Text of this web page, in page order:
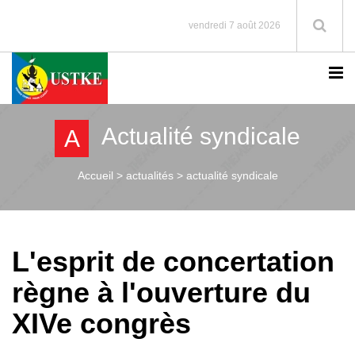
vendredi 7 août 2026
A Actualité syndicale
Accueil >actualités > actualité syndicale
L'esprit de concertation
règne à l'ouverture du
XIVe congrès